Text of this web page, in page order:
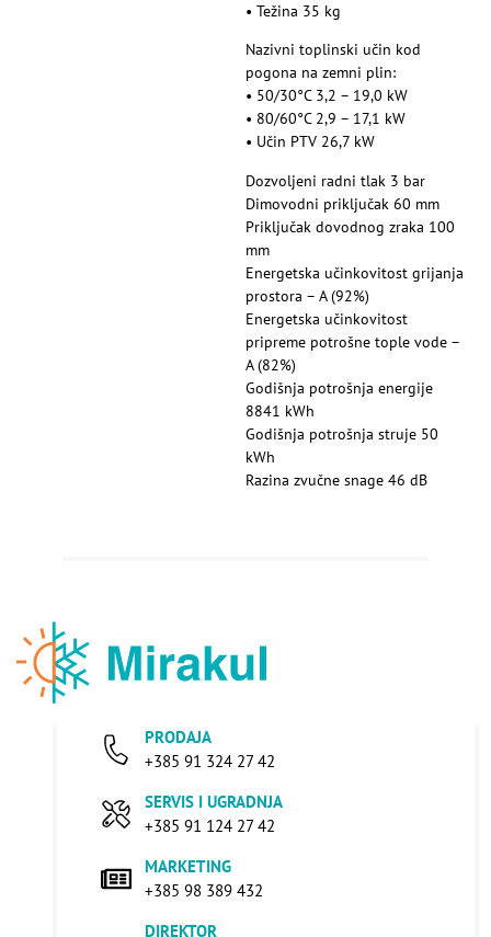
• Težina 35 kg
Nazivni toplinski učin kod
pogona na zemni plin:
• 50/30°C 3,2 – 19,0 kW
• 80/60°C 2,9 – 17,1 kW
• Učin PTV 26,7 kW
Dozvoljeni radni tlak 3 bar
Dimovodni priključak 60 mm
Priključak dovodnog zraka 100
mm
Energetska učinkovitost grijanja
prostora – A (92%)
Energetska učinkovitost
pripreme potrošne tople vode –
A (82%)
Godišnja potrošnja energije
8841 kWh
Godišnja potrošnja struje 50
kWh
Razina zvučne snage 46 dB
PRODAJA
+385 91 324 27 42
SERVIS I UGRADNJA
+385 91 124 27 42
MARKETING
+385 98 389 432
DIREKTOR